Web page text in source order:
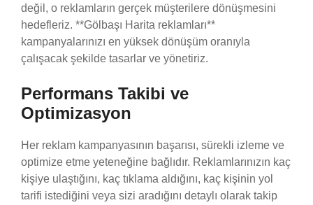
değil, o reklamların gerçek müşterilere dönüşmesini
hedefleriz. **Gölbaşı Harita reklamları**
kampanyalarınızı en yüksek dönüşüm oranıyla
çalışacak şekilde tasarlar ve yönetiriz.
Performans Takibi ve
Optimizasyon
Her reklam kampanyasının başarısı, sürekli izleme ve
optimize etme yeteneğine bağlıdır. Reklamlarınızın kaç
kişiye ulaştığını, kaç tıklama aldığını, kaç kişinin yol
tarifi istediğini veya sizi aradığını detaylı olarak takip